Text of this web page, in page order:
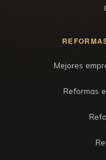
Mejores
Reformas